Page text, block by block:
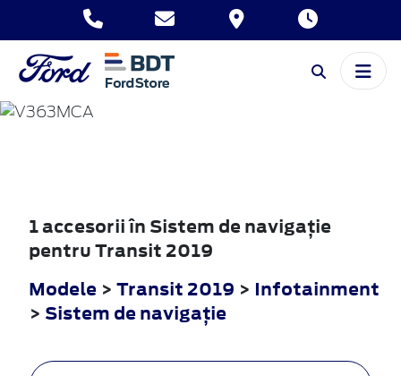
TRANSIT
1 accesorii în Sistem de navigaţie
pentru Transit 2019
Modele > Transit 2019 > Infotainment
> Sistem de navigaţie